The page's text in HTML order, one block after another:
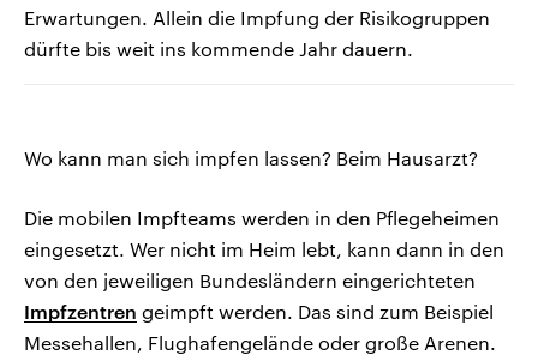
Erwartungen. Allein die Impfung der Risikogruppen
dürfte bis weit ins kommende Jahr dauern.
Wo kann man sich impfen lassen? Beim Hausarzt?
Die mobilen Impfteams werden in den Pflegeheimen
eingesetzt. Wer nicht im Heim lebt, kann dann in den
von den jeweiligen Bundesländern eingerichteten
Impfzentren geimpft werden. Das sind zum Beispiel
Messehallen, Flughafengelände oder große Arenen.